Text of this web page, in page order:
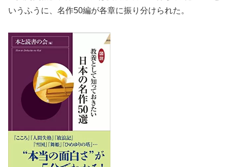
いうふうに、名作50編が各章に振り分けられた。